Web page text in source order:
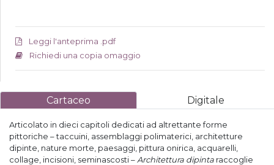
Leggi l'anteprima .pdf
Richiedi una copia omaggio
Cartaceo Digitale
Articolato in dieci capitoli dedicati ad altrettante forme
pittoriche – taccuini, assemblaggi polimaterici, architetture
dipinte, nature morte, paesaggi, pittura onirica, acquarelli,
collage, incisioni, seminascosti – Architettura dipinta raccoglie